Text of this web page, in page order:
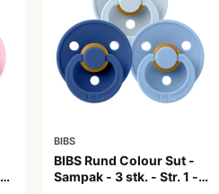
BIBS
BIBS Rund Colour Sut -
Sampak - 3 stk. - Str. 1 -